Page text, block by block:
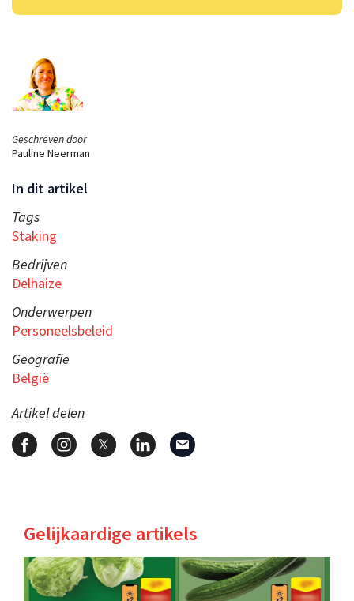
Geschreven door
Pauline Neerman
In dit artikel
Tags
Staking
Bedrijven
Delhaize
Onderwerpen
Personeelsbeleid
Geografie
België
Artikel delen
Gelijkaardige artikels